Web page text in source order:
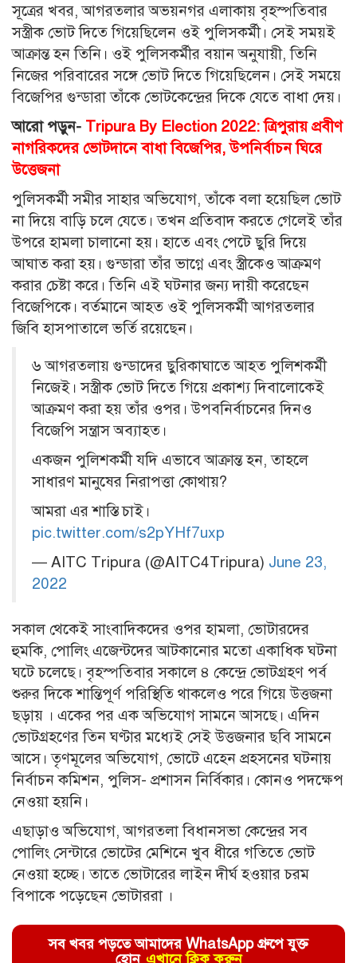
সূত্রের খবর, আগরতলার অভয়নগর এলাকায় বৃহস্পতিবার
সস্ত্রীক ভোট দিতে গিয়েছিলেন ওই পুলিসকর্মী। সেই সময়ই
আক্রান্ত হন তিনি। ওই পুলিসকর্মীর বয়ান অনুযায়ী, তিনি
নিজের পরিবারের সঙ্গে ভোট দিতে গিয়েছিলেন। সেই সময়ে
বিজেপির গুন্ডারা তাঁকে ভোটকেন্দ্রের দিকে যেতে বাধা দেয়।
আরো পড়ুন- Tripura By Election 2022: ত্রিপুরায় প্রবীণ
নাগরিকদের ভোটদানে বাধা বিজেপির, উপনির্বাচন ঘিরে
উত্তেজনা
পুলিসকর্মী সমীর সাহার অভিযোগ, তাঁকে বলা হয়েছিল ভোট
না দিয়ে বাড়ি চলে যেতে। তখন প্রতিবাদ করতে গেলেই তাঁর
উপরে হামলা চালানো হয়। হাতে এবং পেটে ছুরি দিয়ে
আঘাত করা হয়। গুন্ডারা তাঁর ভাগ্নে এবং স্ত্রীকেও আক্রমণ
করার চেষ্টা করে। তিনি এই ঘটনার জন্য দায়ী করেছেন
বিজেপিকে। বর্তমানে আহত ওই পুলিসকর্মী আগরতলার
জিবি হাসপাতালে ভর্তি রয়েছেন।
৬ আগরতলায় গুন্ডাদের ছুরিকাঘাতে আহত পুলিশকর্মী
নিজেই। সস্ত্রীক ভোট দিতে গিয়ে প্রকাশ্য দিবালোকেই
আক্রমণ করা হয় তাঁর ওপর। উপবনির্বাচনের দিনও
বিজেপি সন্ত্রাস অব্যাহত।
একজন পুলিশকর্মী যদি এভাবে আক্রান্ত হন, তাহলে
সাধারণ মানুষের নিরাপত্তা কোথায়?
আমরা এর শাস্তি চাই।
pic.twitter.com/s2pYHf7uxp
— AITC Tripura (@AITC4Tripura) June 23,
2022
সকাল থেকেই সাংবাদিকদের ওপর হামলা, ভোটারদের
হুমকি, পোলিং এজেন্টদের আটকানোর মতো একাধিক ঘটনা
ঘটে চলেছে। বৃহস্পতিবার সকালে ৪ কেন্দ্রে ভোটগ্রহণ পর্ব
শুরুর দিকে শান্তিপূর্ণ পরিস্থিতি থাকলেও পরে গিয়ে উত্তজনা
ছড়ায় । একের পর এক অভিযোগ সামনে আসছে। এদিন
ভোটগ্রহণের তিন ঘণ্টার মধ্যেই সেই উত্তজনার ছবি সামনে
আসে। তৃণমূলের অভিযোগ, ভোটে এহেন প্রহসনের ঘটনায়
নির্বাচন কমিশন, পুলিস- প্রশাসন নির্বিকার। কোনও পদক্ষেপ
নেওয়া হয়নি।
এছাড়াও অভিযোগ, আগরতলা বিধানসভা কেন্দ্রের সব
পোলিং সেন্টারে ভোটের মেশিনে খুব ধীরে গতিতে ভোট
নেওয়া হচ্ছে। তাতে ভোটারের লাইন দীর্ঘ হওয়ার চরম
বিপাকে পড়েছেন ভোটাররা ।
সব খবর পড়তে আমাদের WhatsApp গ্রুপে যুক্ত
হোন এখানে ক্লিক করুন